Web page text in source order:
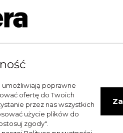
poprawne
ofertę do Twoich
przez nas wszystkich
użycie plików do
zgody".